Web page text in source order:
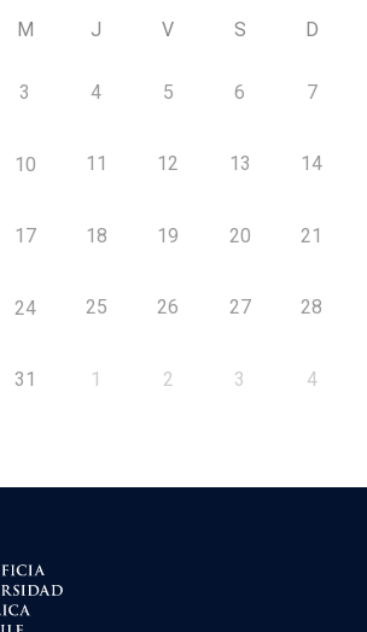
M J V S D
3 4 5 6 7
10 11 12 13 14
17 18 19 20 21
24 25 26 27 28
31 1 2 3 4